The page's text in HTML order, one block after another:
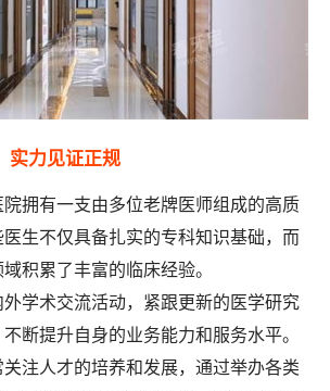
实力见证正规
拥有一支由多位老牌医师组成的高质
生不仅具备扎实的专科知识基础，而
积累了丰富的临床经验。
学术交流活动，紧跟更新的医学研究
断提升自身的业务能力和服务水平。
关注人才的培养和发展，通过举办各类